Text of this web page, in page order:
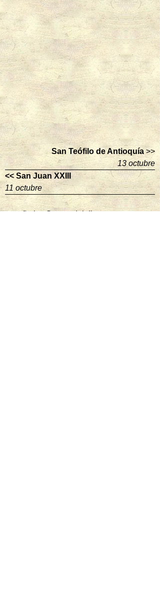
San Teófilo de Antioquía >>
13 octubre
<< San Juan XXIII
11 octubre
enseña los Santos del dia: